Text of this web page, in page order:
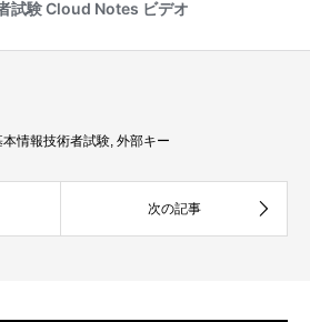
本情報技術者試験, 外部キー